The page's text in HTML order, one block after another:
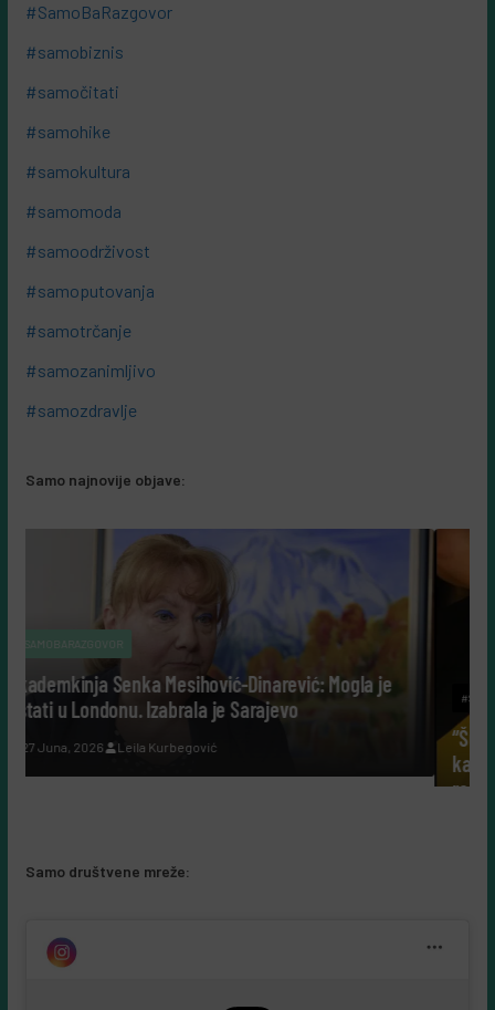
#SamoBaRazgovor
#samobiznis
#samočitati
#samohike
#samokultura
#samomoda
#samoodrživost
#samoputovanja
#samotrčanje
#samozanimljivo
#samozdravlje
Samo najnovije objave:
Mogla je
“Šuplje priče uz Leerdammer”:
kampanja koja je fudbalsku groznicu
Samo društvene mreže: